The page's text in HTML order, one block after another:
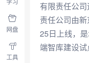
网盘
工具
有限责任公
责任公司由
25日上线，
端智库建设试